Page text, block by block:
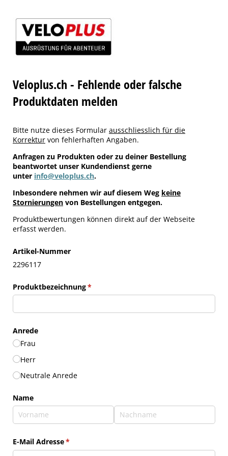
Veloplus.ch - Fehlende oder falsche
Produktdaten melden
Bitte nutze dieses Formular ausschliesslich für die
Korrektur von fehlerhaften Angaben.
Anfragen zu Produkten oder zu deiner Bestellung
beantwortet unser Kundendienst gerne
unter info@veloplus.ch.
Inbesondere nehmen wir auf diesem Weg keine
Stornierungen von Bestellungen entgegen.
Produktbewertungen können direkt auf der Webseite
erfasst werden.
Artikel-Nummer
2296117
Produktbezeichnung*
(erforderlich)
Anrede
Frau
Herr
Neutrale Anrede
Name
E-Mail Adresse*
(erforderlich)